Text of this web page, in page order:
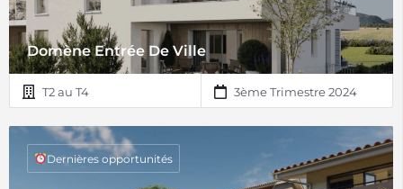
Domène Entrée De Ville
T2 au T4 3ème Trimestre 2024
Dernières opportunités